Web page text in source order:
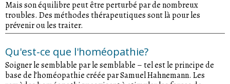
Mais son équilibre peut être perturbé par de nombreux
troubles. Des méthodes thérapeutiques sont là pour les
prévenir ou les traiter.
Qu'est-ce que l'homéopathie?
Soigner le semblable par le semblable – tel est le principe de
base de l’homéopathie créée par Samuel Hahnemann. Les